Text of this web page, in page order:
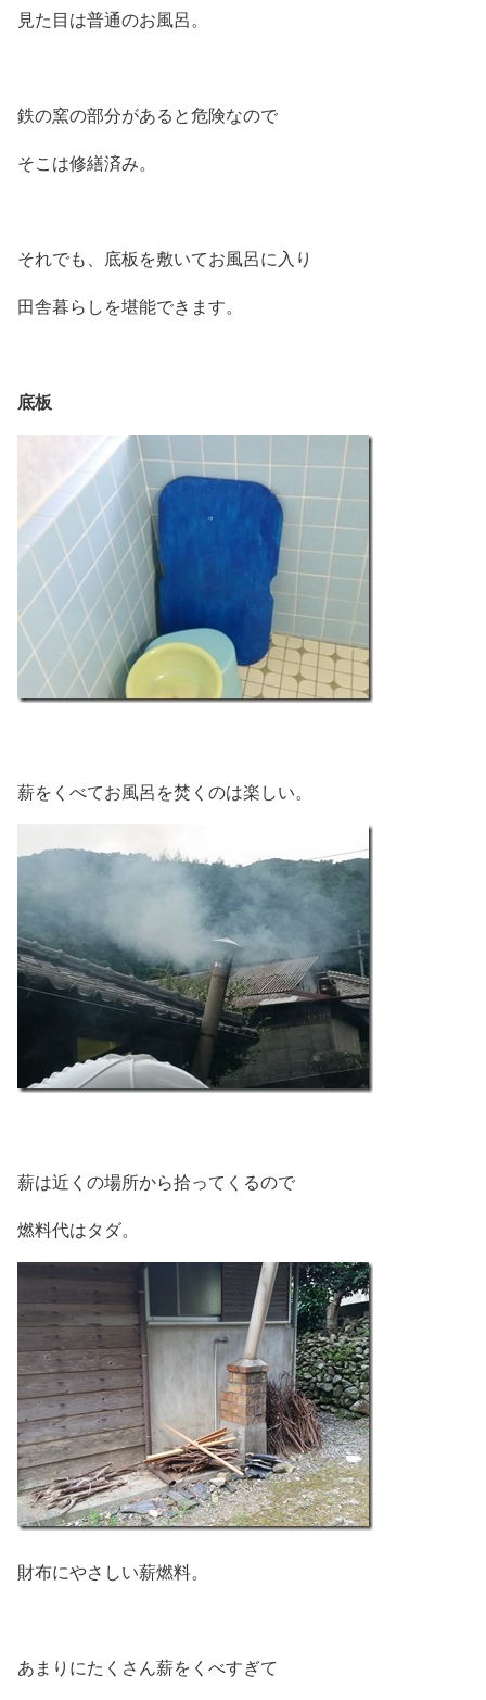
見た目は普通のお風呂。
鉄の窯の部分があると危険なので
そこは修繕済み。
それでも、底板を敷いてお風呂に入り
田舎暮らしを堪能できます。
底板
薪をくべてお風呂を焚くのは楽しい。
薪は近くの場所から拾ってくるので
燃料代はタダ。
財布にやさしい薪燃料。
あまりにたくさん薪をくべすぎて